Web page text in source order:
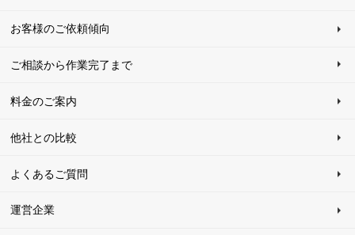
お客様のご依頼傾向
ご相談から作業完了まで
料金のご案内
他社との比較
よくあるご質問
運営企業